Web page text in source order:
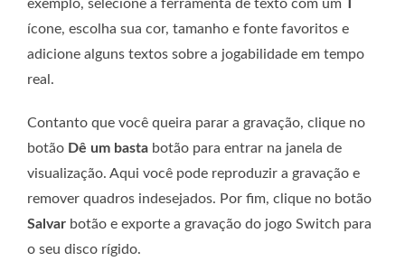
exemplo, selecione a ferramenta de texto com um T
ícone, escolha sua cor, tamanho e fonte favoritos e
adicione alguns textos sobre a jogabilidade em tempo
real.
Contanto que você queira parar a gravação, clique no
botão Dê um basta botão para entrar na janela de
visualização. Aqui você pode reproduzir a gravação e
remover quadros indesejados. Por fim, clique no botão
Salvar botão e exporte a gravação do jogo Switch para
o seu disco rígido.